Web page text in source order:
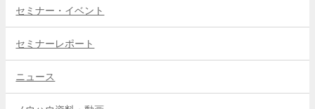
セミナー・イベント
セミナーレポート
ニュース